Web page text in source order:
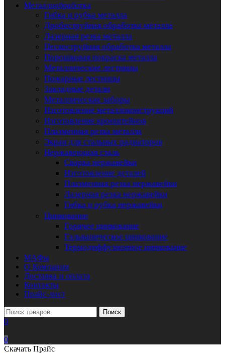
Металлообработка
Гибка и рубка металла
Дробеструйная обработка металла
Лазерная резка металла
Пескоструйная обработка металла
Порошковая покраска металла
Металлические лестницы
Пожарные лестницы
Закладные детали
Металлические заборы
Изготовление металлоконструкций
Изготовление кронштейнов
Плазменная резка металла
Экран для стальных радиаторов
Нержавеющая сталь
Сварка нержавейки
Изготовление деталей
Плазменная резка нержавейки
Лазерная резка нержавейки
Гибка и рубка нержавейки
Цинкование
Горячее цинкование
Гальваническое цинкование
Термодиффузионное цинкование
МАФы
О Компании
Доставка и оплата
Контакты
Прайс-лист
Поиск
0
0
Скачать Прайс